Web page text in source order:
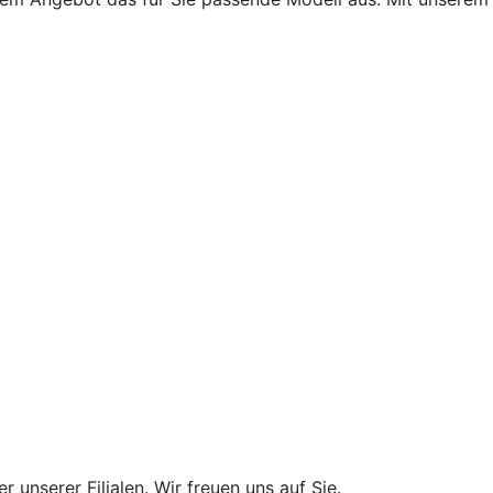
unserer Filialen. Wir freuen uns auf Sie.